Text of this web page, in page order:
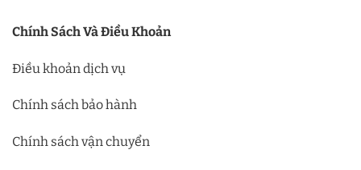
Chính Sách Và Điều Khoản
Điều khoản dịch vụ
Chính sách bảo hành
Chính sách vận chuyển